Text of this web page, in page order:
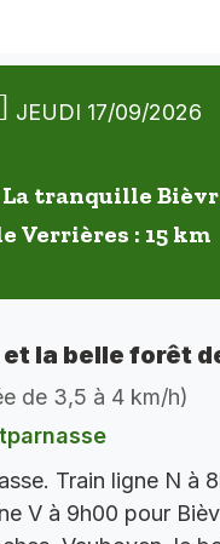
JEUDI 17/09/2026
La tranquille
Verrières : 15 km
la belle forêt
de 3,5 à 4 km/h)
Train ligne N à
V à 9h00 pour